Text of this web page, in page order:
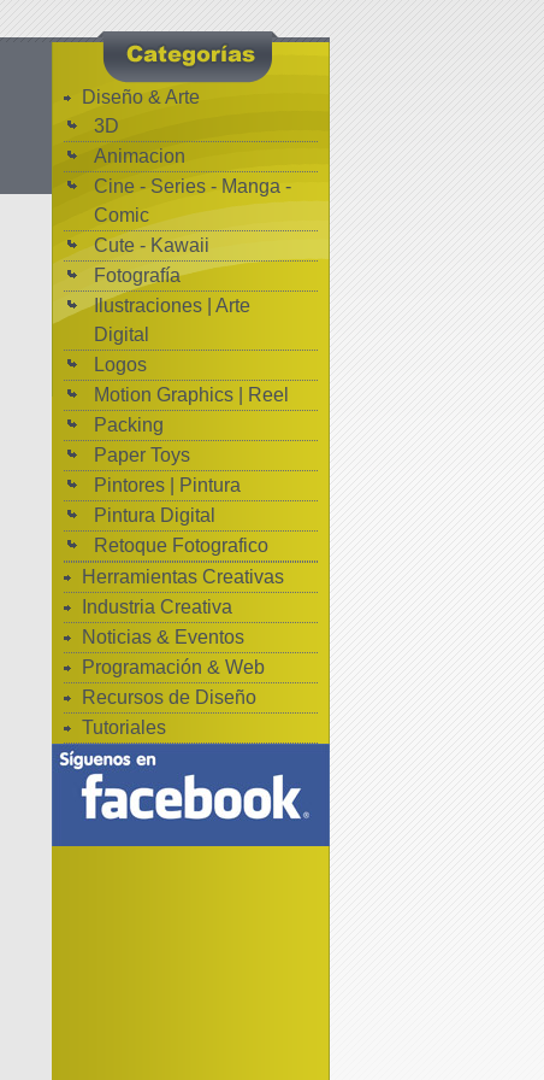
Diseño & Arte
3D
Animacion
Cine - Series - Manga -
Comic
Cute - Kawaii
Fotografía
Ilustraciones | Arte
Digital
Logos
Motion Graphics | Reel
Packing
Paper Toys
Pintores | Pintura
Pintura Digital
Retoque Fotografico
Herramientas Creativas
Industria Creativa
Noticias & Eventos
Programación & Web
Recursos de Diseño
Tutoriales